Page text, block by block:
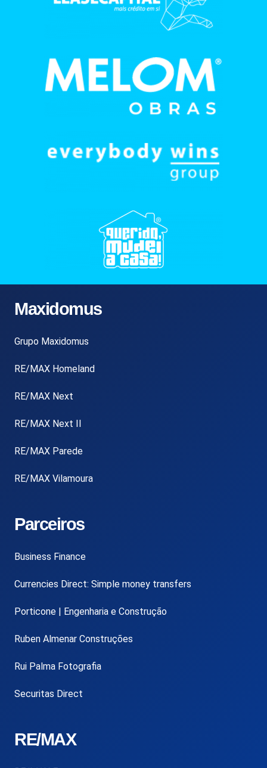
Maxidomus
Grupo Maxidomus
RE/MAX Homeland
RE/MAX Next
RE/MAX Next II
RE/MAX Parede
RE/MAX Vilamoura
Parceiros
Business Finance
Currencies Direct: Simple money transfers
Porticone | Engenharia e Construção
Ruben Almenar Construções
Rui Palma Fotografia
Securitas Direct
RE/MAX